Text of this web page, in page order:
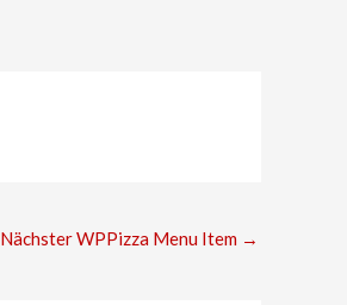
Nächster WPPizza Menu Item →